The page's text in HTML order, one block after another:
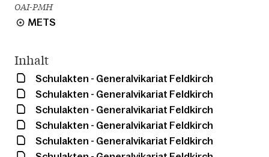
OAI-PMH
METS
Inhalt
Schulakten - Generalvikariat Feldkirch
Schulakten - Generalvikariat Feldkirch
Schulakten - Generalvikariat Feldkirch
Schulakten - Generalvikariat Feldkirch
Schulakten - Generalvikariat Feldkirch